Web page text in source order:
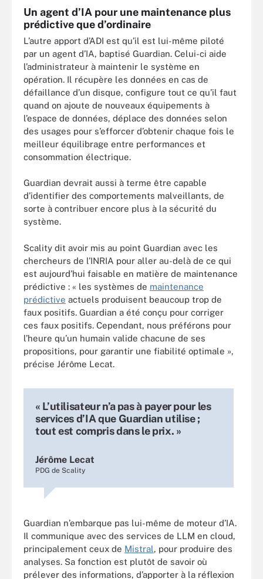
Un agent d’IA pour une maintenance plus
prédictive que d’ordinaire
L’autre apport d’ADI est qu’il est lui-même piloté
par un agent d’IA, baptisé Guardian. Celui-ci aide
l’administrateur à maintenir le système en
opération. Il récupère les données en cas de
défaillance d’un disque, configure tout ce qu’il faut
quand on ajoute de nouveaux équipements à
l’espace de données, déplace des données selon
des usages pour s’efforcer d’obtenir chaque fois le
meilleur équilibrage entre performances et
consommation électrique.
Guardian devrait aussi à terme être capable
d’identifier des comportements malveillants, de
sorte à contribuer encore plus à la sécurité du
système.
Scality dit avoir mis au point Guardian avec les
chercheurs de l’INRIA pour aller au-delà de ce qui
est aujourd’hui faisable en matière de maintenance
prédictive : « les systèmes de maintenance
prédictive actuels produisent beaucoup trop de
faux positifs. Guardian a été conçu pour corriger
ces faux positifs. Cependant, nous préférons pour
l’heure qu’un humain valide chacune de ses
propositions, pour garantir une fiabilité optimale »,
précise Jérôme Lecat.
« L’utilisateur n’a pas à payer pour les
services d’IA que Guardian utilise ;
tout est compris dans le prix. »
Jérôme Lecat
PDG de Scality
Guardian n’embarque pas lui-même de moteur d’IA.
Il communique avec des services de LLM en cloud,
principalement ceux de Mistral, pour produire des
analyses. Sa fonction est plutôt de savoir où
prélever des informations, d’apporter à la réflexion